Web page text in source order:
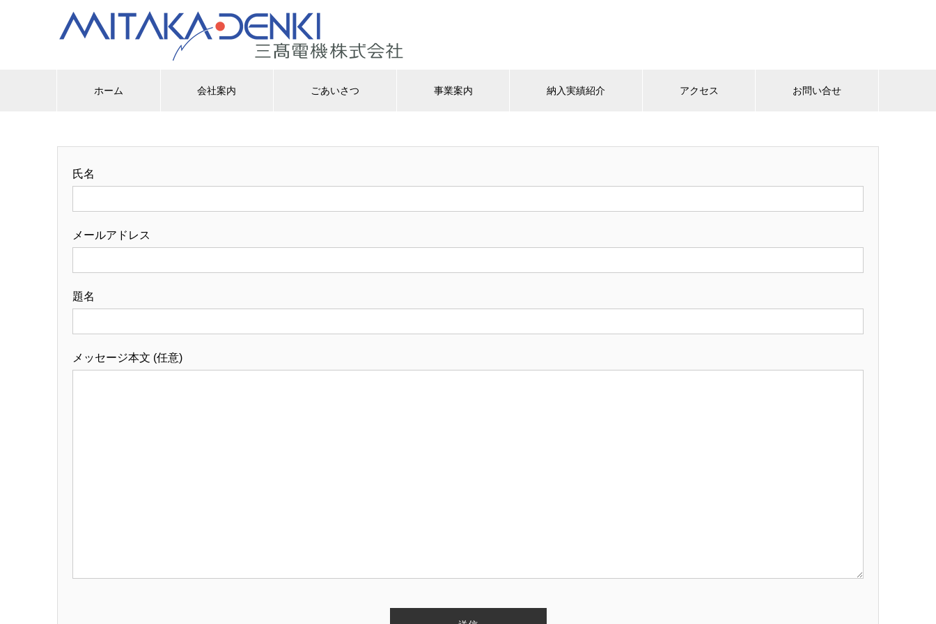
ホーム 会社案内 ごあいさつ 事業案内 納入実績紹介 アクセス お問い合せ
氏名
メールアドレス
題名
メッセージ本文 (任意)